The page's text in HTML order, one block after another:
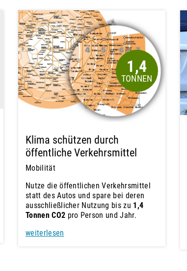
Klima schützen durch
öffentliche Verkehrsmittel
Mobilität
Nutze die öffentlichen Verkehrsmittel
statt des Autos und spare bei deren
ausschließlicher Nutzung bis zu 1,4
Tonnen CO2 pro Person und Jahr.
1,4
weiterlesen